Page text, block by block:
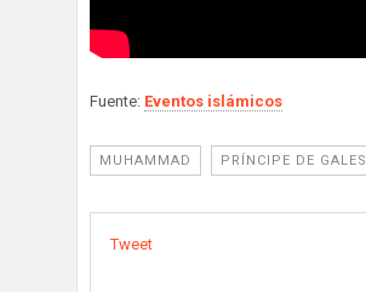
Fuente: Eventos islámicos
MUHAMMAD PRÍNCIPE DE GALES
Tweet